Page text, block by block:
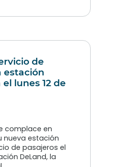
de
estación
lunes 12 de
complace en
nueva estación
de pasajeros el
DeLand, la